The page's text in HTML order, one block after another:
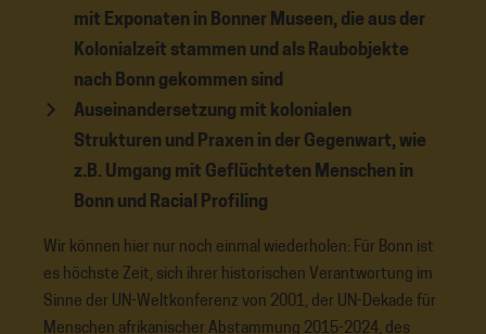
mit Exponaten in Bonner Museen, die aus der
Kolonialzeit stammen und als Raubobjekte
nach Bonn gekommen sind
Auseinandersetzung mit kolonialen
Strukturen und Praxen in der Gegenwart, wie
z.B. Umgang mit Geflüchteten Menschen in
Bonn und Racial Profiling
Wir können hier nur noch einmal wiederholen: Für Bonn ist
es höchste Zeit, sich ihrer historischen Verantwortung im
Sinne der UN-Weltkonferenz von 2001, der UN-Dekade für
Menschen afrikanischer Abstammung 2015-2024, des